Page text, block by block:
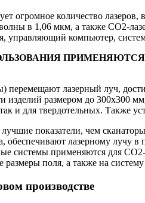
огромное количество
в 1,06 мкм, а также СО2-
управляющий компьютер,
перемещают лазерный луч,
изделий размером до 300х300
и для твердотельных. Также
показатели, чем
обеспечивают лазерному
системы применяются для
размеры поля, а также на
производстве